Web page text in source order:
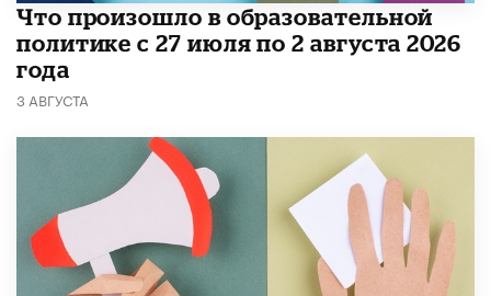
​Что произошло в образовательной
политике с 27 июля по 2 августа 2026
года
3 АВГУСТА